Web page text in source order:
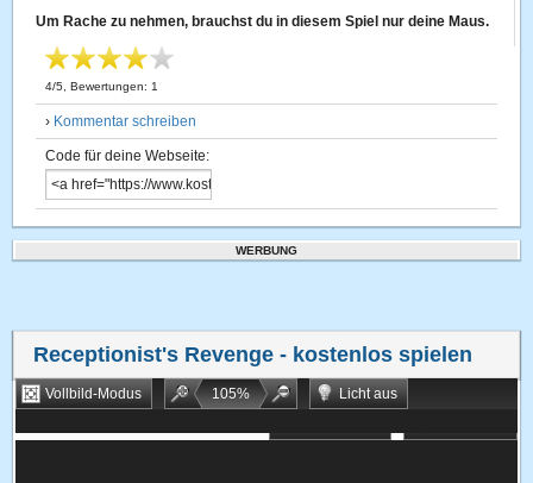
Um Rache zu nehmen, brauchst du in diesem Spiel nur deine Maus.
4/5 , Bewertungen: 1
› Kommentar schreiben
Code für deine Webseite:
WERBUNG
Receptionist's Revenge - kostenlos spielen
Vollbild-Modus 105%
Licht aus